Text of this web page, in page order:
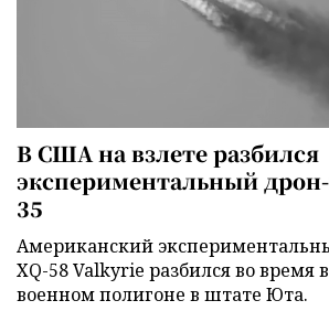
В США на взлете разбился
экспериментальный
35
Американский
XQ-58 Valkyrie разбился во время
военном полигоне в штате Юта.